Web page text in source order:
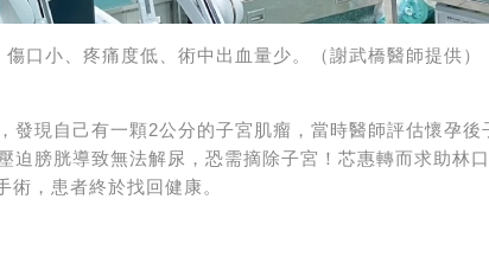
口小、疼痛度低、術中出血量少。（謝武橋醫師提供）
現自己有一顆2公分的子宮肌瘤，當時醫師評估懷孕
膀胱導致無法解尿，恐需摘除子宮！芯惠轉而求助林
，患者終於找回健康。